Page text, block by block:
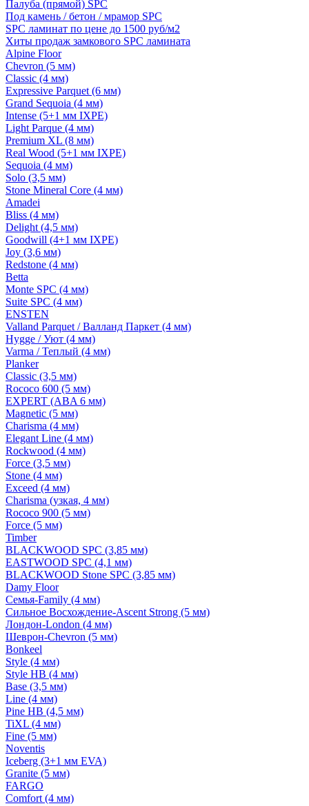
Палуба (прямой) SPC
Под камень / бетон / мрамор SPC
SPC ламинат по цене до 1500 руб/м2
Хиты продаж замкового SPC ламината
Alpine Floor
Chevron (5 мм)
Classic (4 мм)
Expressive Parquet (6 мм)
Grand Sequoia (4 мм)
Intense (5+1 мм IXPE)
Light Parque (4 мм)
Premium XL (8 мм)
Real Wood (5+1 мм IXPE)
Sequoia (4 мм)
Solo (3,5 мм)
Stone Mineral Core (4 мм)
Amadei
Bliss (4 мм)
Delight (4,5 мм)
Goodwill (4+1 мм IXPE)
Joy (3,6 мм)
Redstone (4 мм)
Betta
Monte SPC (4 мм)
Suite SPC (4 мм)
ENSTEN
Valland Parquet / Валланд Паркет (4 мм)
Hygge / Уют (4 мм)
Varma / Теплый (4 мм)
Planker
Classic (3,5 мм)
Rococo 600 (5 мм)
EXPERT (ABA 6 мм)
Magnetic (5 мм)
Charisma (4 мм)
Elegant Line (4 мм)
Rockwood (4 мм)
Force (3,5 мм)
Stone (4 мм)
Exceed (4 мм)
Charisma (узкая, 4 мм)
Rococo 900 (5 мм)
Force (5 мм)
Timber
BLACKWOOD SPC (3,85 мм)
EASTWOOD SPC (4,1 мм)
BLACKWOOD Stone SPC (3,85 мм)
Damy Floor
Семья-Family (4 мм)
Сильное Восхождение-Ascent Strong (5 мм)
Лондон-London (4 мм)
Шеврон-Chevron (5 мм)
Bonkeel
Style (4 мм)
Style HB (4 мм)
Base (3,5 мм)
Line (4 мм)
Pine HB (4,5 мм)
TiXL (4 мм)
Fine (5 мм)
Noventis
Iceberg (3+1 мм EVA)
Granite (5 мм)
FARGO
Comfort (4 мм)